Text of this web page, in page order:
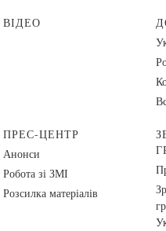
ВІДЕО
ПРЕС-ЦЕНТР
Анонси
Робота зі ЗМІ
Розсилка матеріалів